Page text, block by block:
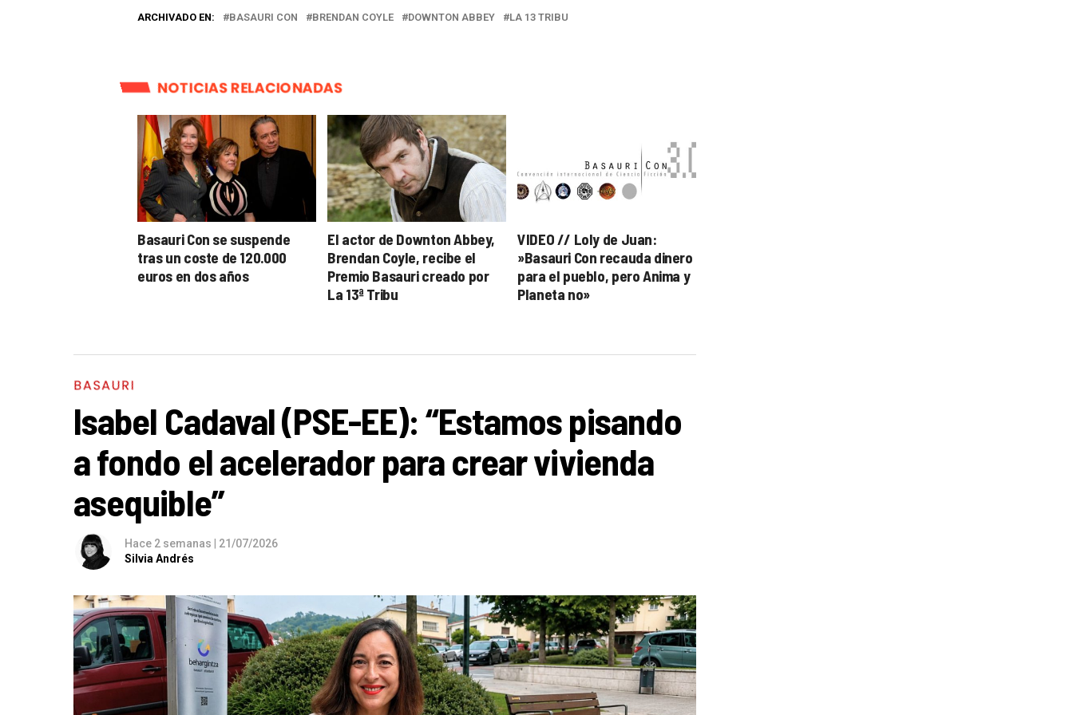
ARCHIVADO EN: BASAURI CON BRENDAN COYLE DOWNTON ABBEY LA 13 TRIBU
NOTICIAS RELACIONADAS
Basauri Con se suspende
tras un coste de 120.000
euros en dos años
El actor de Downton Abbey,
Brendan Coyle, recibe el
Premio Basauri creado por
La 13ª Tribu
VIDEO // Loly de Juan:
»Basauri Con recauda dinero
para el pueblo, pero Anima y
Planeta no»
BASAURI
Isabel Cadaval (PSE-EE): “Estamos pisando
a fondo el acelerador para crear vivienda
asequible”
Hace 2 semanas | 21/07/2026
Silvia Andrés